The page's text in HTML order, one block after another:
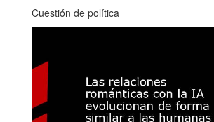
Cuestión de política